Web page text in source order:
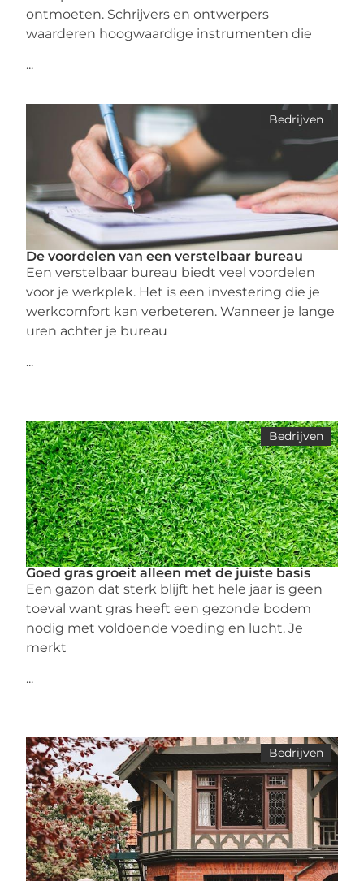
ontmoeten. Schrijvers en ontwerpers
waarderen hoogwaardige instrumenten die
...
Bedrijven
De voordelen van een verstelbaar bureau
Een verstelbaar bureau biedt veel voordelen
voor je werkplek. Het is een investering die je
werkcomfort kan verbeteren. Wanneer je lange
uren achter je bureau
...
Bedrijven
Goed gras groeit alleen met de juiste basis
Een gazon dat sterk blijft het hele jaar is geen
toeval want gras heeft een gezonde bodem
nodig met voldoende voeding en lucht. Je
merkt
...
Bedrijven